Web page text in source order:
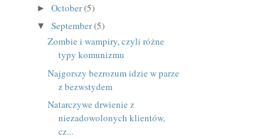
► October(5)
▼ September(5)
Zombie i wampiry, czyli różne
typy komunizmu
Najgorszy bezrozum idzie w parze
z bezwstydem
Natarczywe drwienie z
niezadowolonych klientów,
cz...